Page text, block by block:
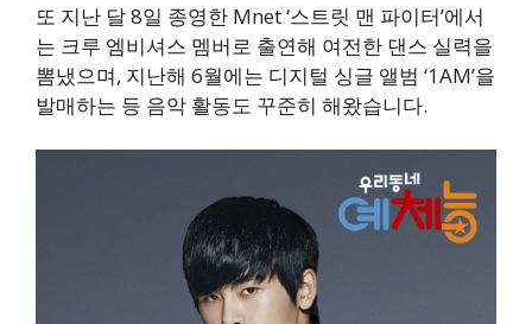
또 지난 달 8일 종영한 Mnet ‘스트릿 맨 파이터’에서
는 크루 엠비셔스 멤버로 출연해 여전한 댄스 실력을
뽐냈으며, 지난해 6월에는 디지털 싱글 앨범 ‘1AM’을
발매하는 등 음악 활동도 꾸준히 해왔습니다.